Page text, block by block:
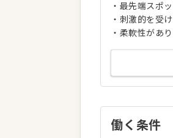
・最先端スポ
・刺激的を受
・柔軟性があ
働く条件